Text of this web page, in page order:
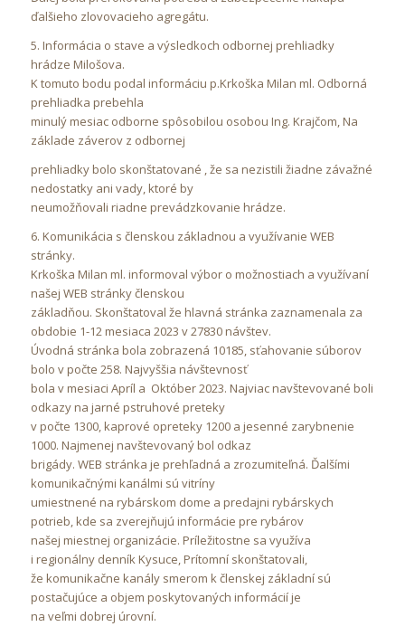
ďalšieho zlovovacieho agregátu.
5. Informácia o stave a výsledkoch odbornej prehliadky
hrádze Milošova.
K tomuto bodu podal informáciu p.Krkoška Milan ml. Odborná
prehliadka prebehla
minulý mesiac odborne spôsobilou osobou Ing. Krajčom, Na
základe záverov z odbornej
prehliadky bolo skonštatované , že sa nezistili žiadne závažné
nedostatky ani vady, ktoré by
neumožňovali riadne prevádzkovanie hrádze.
6. Komunikácia s členskou základnou a využívanie WEB
stránky.
Krkoška Milan ml. informoval výbor o možnostiach a využívaní
našej WEB stránky členskou
základňou. Skonštatoval že hlavná stránka zaznamenala za
obdobie 1-12 mesiaca 2023 v 27830 návštev.
Úvodná stránka bola zobrazená 10185, sťahovanie súborov
bolo v počte 258. Najvyššia návštevnosť
bola v mesiaci Apríl a Október 2023. Najviac navštevované boli
odkazy na jarné pstruhové preteky
v počte 1300, kaprové opreteky 1200 a jesenné zarybnenie
1000. Najmenej navštevovaný bol odkaz
brigády. WEB stránka je prehľadná a zrozumiteľná. Ďalšími
komunikačnými kanálmi sú vitríny
umiestnené na rybárskom dome a predajni rybárskych
potrieb, kde sa zverejňujú informácie pre rybárov
našej miestnej organizácie. Príležitostne sa využíva
i regionálny denník Kysuce, Prítomní skonštatovali,
že komunikačne kanály smerom k členskej základní sú
postačujúce a objem poskytovaných informácií je
na veľmi dobrej úrovní.